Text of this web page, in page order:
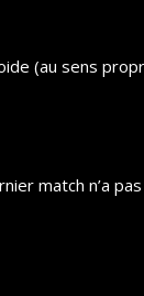
(au sens
match n’a